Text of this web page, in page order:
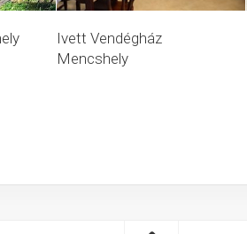
Ivett Vendégház
Mencshely